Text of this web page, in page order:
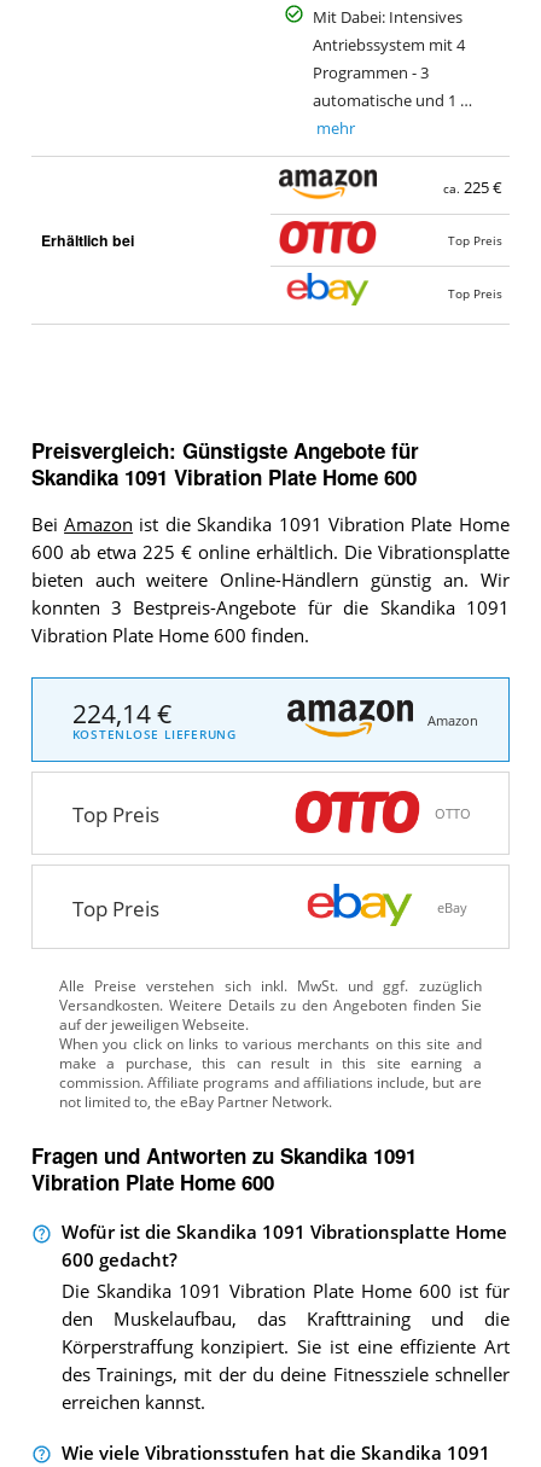
Mit Dabei: Intensives
Antriebssystem mit 4
Programmen - 3
automatische und 1 …
mehr
Erhältlich bei
ca. 225 €
Top Preis
Top Preis
Preisvergleich: Günstigste Angebote für
Skandika 1091 Vibration Plate Home 600
BeiAmazon ist die Skandika 1091 Vibration Plate Home
600 ab etwa 225 € online erhältlich. Die Vibrationsplatte
bieten auch weitere Online-Händlern günstig an. Wir
konnten 3 Bestpreis-Angebote für die Skandika 1091
Vibration Plate Home 600 finden.
224,14 €
KOSTENLOSE LIEFERUNG
Amazon
Top Preis OTTO
Top Preis eBay
Alle Preise verstehen sich inkl. MwSt. und ggf. zuzüglich
Versandkosten. Weitere Details zu den Angeboten finden Sie
auf der jeweiligen Webseite.
Fragen und Antworten zu Skandika 1091
Vibration Plate Home 600
Wofür ist die Skandika 1091 Vibrationsplatte Home
600 gedacht?
Die Skandika 1091 Vibration Plate Home 600 ist für
den Muskelaufbau, das Krafttraining und die
Körperstraffung konzipiert. Sie ist eine effiziente Art
des Trainings, mit der du deine Fitnessziele schneller
erreichen kannst.
Wie viele Vibrationsstufen hat die Skandika 1091